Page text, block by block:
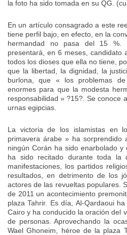
la foto ha sido tomada en su QG.
En un artículo consagrado a este
tiene perfil bajo, en efecto, en la
hermandad no pasa del 15 %.
presentará, en 6 meses, candidato
todos los dioses que ella no tiene,
que la libertad, la dignidad, la
burlona, que « los problemas
enormes para que la modesta
responsabilidad » ?15?. Se conoce
urnas egipcias.
La victoria de los islamistas en
primavera árabe » ha sorprendido
ningún Corán ha sido enarbolado
ha sido recitado durante toda la
manifestaciones, los partidos
resultados, en detrimento de los
actores de las revueltas populares.
de 2011 un acontecimiento
plaza Tahrir. Es día, Al-Qardaoui
Cairo y ha conducido la oración del
de personas. Aprovechando la
Wael Ghoneim, héroe de la plaza